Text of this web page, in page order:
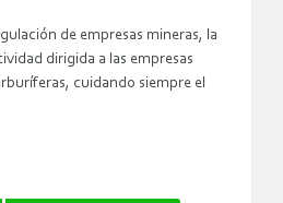
de empresas mineras, la
dirigida a las empresas
cuidando siempre el